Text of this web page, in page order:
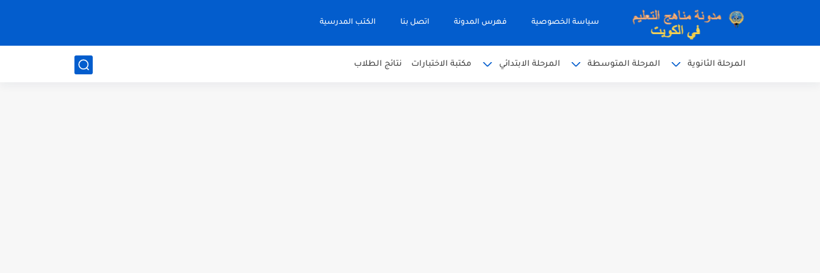
سياسة الخصوصية فهرس المدونة اتصل بنا الكتب المدرسية
المرحلة الثانوية المرحلة المتوسطة المرحلة الابتدائي مكتبة الاختبارات نتائج الطلاب